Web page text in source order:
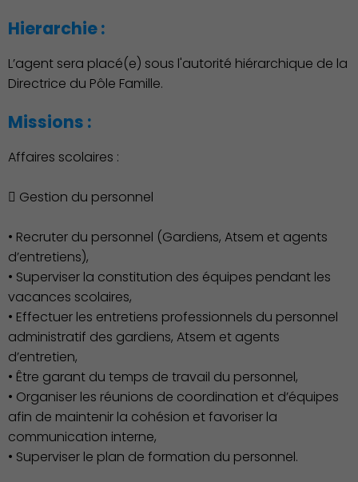
Hierarchie :
L’agent sera placé(e) sous l'autorité hiérarchique de la
Directrice du Pôle Famille.
Missions :
Affaires scolaires :
 Gestion du personnel
• Recruter du personnel (Gardiens, Atsem et agents
d’entretiens),
• Superviser la constitution des équipes pendant les
vacances scolaires,
• Effectuer les entretiens professionnels du personnel
administratif des gardiens, Atsem et agents
d’entretien,
• Être garant du temps de travail du personnel,
• Organiser les réunions de coordination et d’équipes
afin de maintenir la cohésion et favoriser la
communication interne,
• Superviser le plan de formation du personnel.